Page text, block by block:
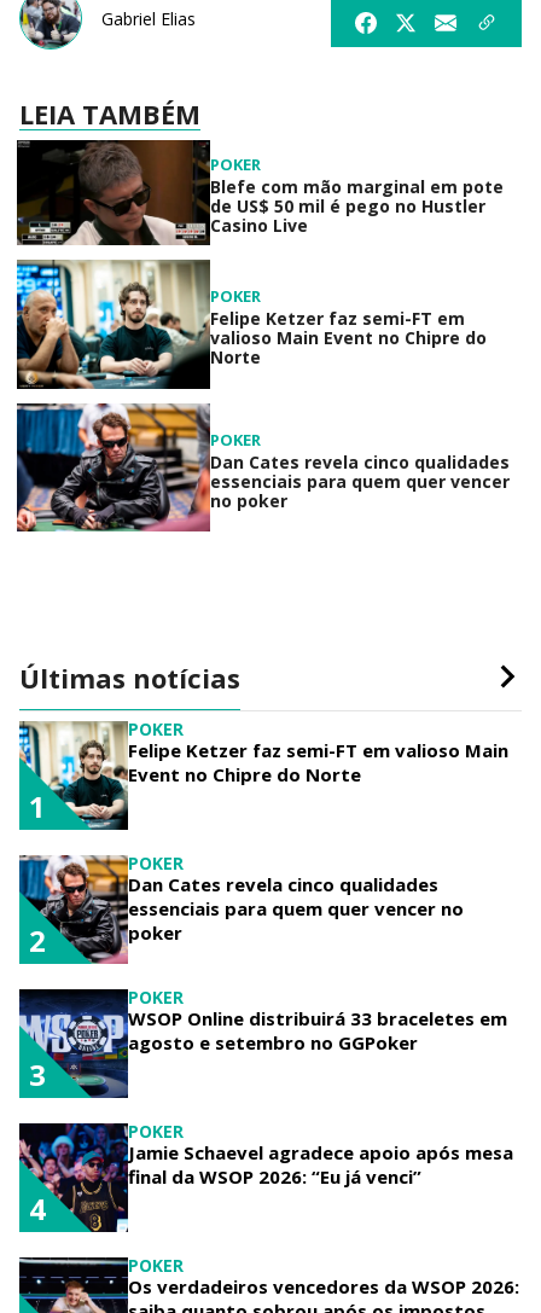
Gabriel Elias
LEIA TAMBÉM
POKER
Blefe com mão marginal em pote
de US$ 50 mil é pego no Hustler
Casino Live
POKER
Felipe Ketzer faz semi-FT em
valioso Main Event no Chipre do
Norte
POKER
Dan Cates revela cinco qualidades
essenciais para quem quer vencer
no poker
Últimas notícias
POKER
Felipe Ketzer faz semi-FT em valioso Main
Event no Chipre do Norte
1
POKER
Dan Cates revela cinco qualidades
essenciais para quem quer vencer no
poker
2
POKER
WSOP Online distribuirá 33 braceletes em
agosto e setembro no GGPoker
3
POKER
Jamie Schaevel agradece apoio após mesa
final da WSOP 2026: “Eu já venci”
4
POKER
Os verdadeiros vencedores da WSOP 2026: